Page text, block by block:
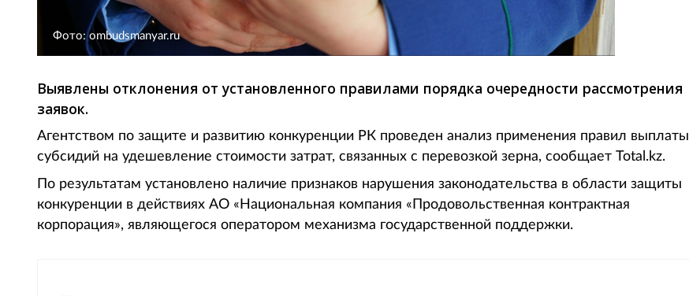
Фото: ombudsmanyar.ru
Выявлены отклонения от установленного правилами порядка очередности рассмотрения
заявок.
Агентством по защите и развитию конкуренции РК проведен анализ применения правил выплаты
субсидий на удешевление стоимости затрат, связанных с перевозкой зерна, сообщает Total.kz.
По результатам установлено наличие признаков нарушения законодательства в области защиты
конкуренции в действиях АО «Национальная компания «Продовольственная контрактная
корпорация», являющегося оператором механизма государственной поддержки.